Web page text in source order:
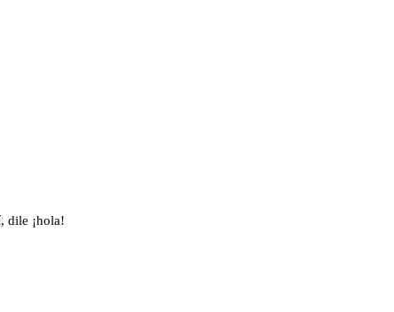
dile ¡hola!